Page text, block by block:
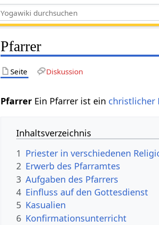
Pfarrer
Seite Diskussion
Pfarrer Ein Pfarrer ist ein christlicher
Inhaltsverzeichnis
1 Priester in verschiedenen
2 Erwerb des Pfarramtes
3 Aufgaben des Pfarrers
4 Einfluss auf den Gottesdienst
5 Kasualien
6 Konfirmationsunterricht